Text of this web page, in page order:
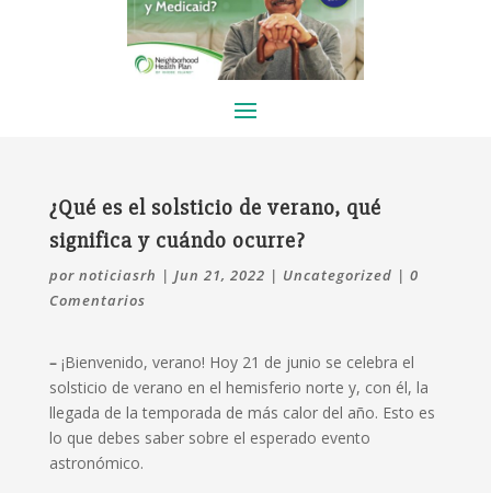
¿Qué es el solsticio de verano, qué
significa y cuándo ocurre?
por noticiasrh | Jun 21, 2022 | Uncategorized | 0
Comentarios
–¡Bienvenido, verano! Hoy 21 de junio se celebra el
solsticio de verano en el hemisferio norte y, con él, la
llegada de la temporada de más calor del año. Esto es
lo que debes saber sobre el esperado evento
astronómico.